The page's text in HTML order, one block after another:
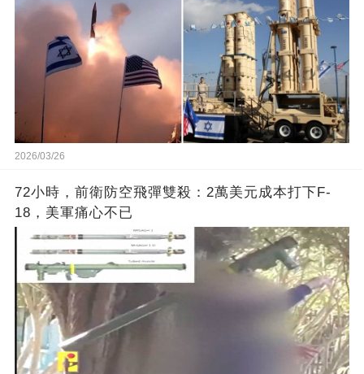
2026/03/26
72小時，前衛防空飛彈雙殺：2萬美元成本打下F-
18，美軍痛心不已